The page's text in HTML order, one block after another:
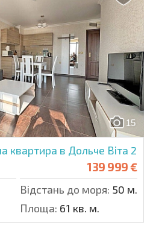
15
квартира в Дольче Віта 2
139 999 €
Відстань до моря: 50 м.
Площа: 61 кв. м.